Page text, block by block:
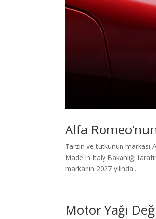
Alfa
Tarzın ve tutkunun markası
Made in Italy Bakanlığı
markanın 2027 yılında...
Motor Yağı